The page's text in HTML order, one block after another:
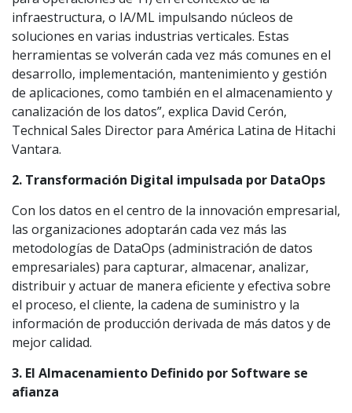
infraestructura, o IA/ML impulsando núcleos de
soluciones en varias industrias verticales. Estas
herramientas se volverán cada vez más comunes en el
desarrollo, implementación, mantenimiento y gestión
de aplicaciones, como también en el almacenamiento y
canalización de los datos”, explica David Cerón,
Technical Sales Director para América Latina de Hitachi
Vantara.
2. Transformación Digital impulsada por DataOps
Con los datos en el centro de la innovación empresarial,
las organizaciones adoptarán cada vez más las
metodologías de DataOps (administración de datos
empresariales) para capturar, almacenar, analizar,
distribuir y actuar de manera eficiente y efectiva sobre
el proceso, el cliente, la cadena de suministro y la
información de producción derivada de más datos y de
mejor calidad.
3. El Almacenamiento Definido por Software se
afianza